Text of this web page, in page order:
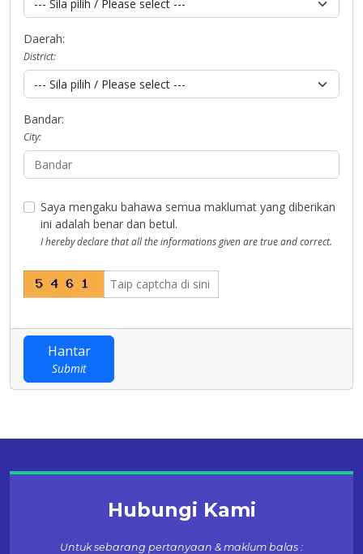
Daerah:
District:
Bandar:
City:
Saya mengaku bahawa semua maklumat yang diberikan
ini adalah benar dan betul.
I hereby declare that all the informations given are true and correct.
Hantar
Submit
Hubungi Kami
Untuk sebarang pertanyaan & maklum balas :